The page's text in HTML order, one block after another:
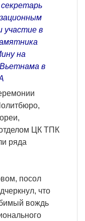
участие в
на
в
ЦК ТПК
ряда
посол
что
вождь